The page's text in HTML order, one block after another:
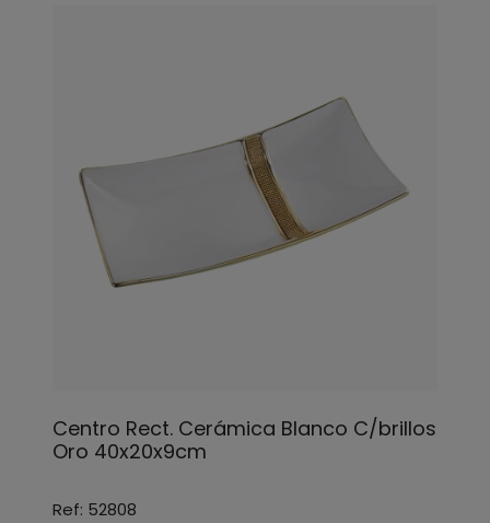
Centro Rect. Cerámica Blanco C/brillos
Oro 40x20x9cm
Ref: 52808